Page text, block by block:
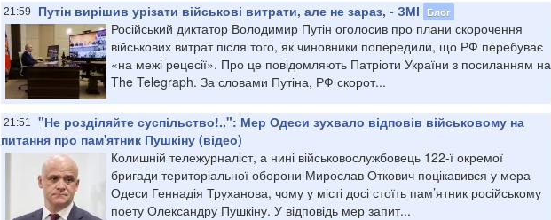
21:59 Путін вирішив урізати військові витрати, але не зараз, - ЗМІ Блог
Російський диктатор Володимир Путін оголосив про плани скорочення
військових витрат після того, як чиновники попередили, що РФ перебуває
«на межі рецесії». Про це повідомляють Патріоти України з посиланням на
The Telegraph. За словами Путіна, РФ скорот...
21:51
"Не розділяйте суспільство!..": Мер Одеси зухвало відповів військовому на
питання про пам'ятник Пушкіну (відео)
Колишній тележурналіст, а нині військовослужбовець 122-ї окремої
бригади територіальної оборони Мирослав Откович поцікавився у мера
Одеси Геннадія Труханова, чому у місті досі стоїть пам’ятник російському
поету Олександру Пушкіну. У відповідь мер запит...